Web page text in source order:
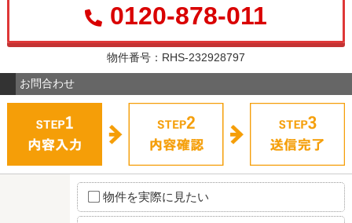
0120-878-011
物件番号：RHS-232928797
お問合わせ
物件を実際に見たい